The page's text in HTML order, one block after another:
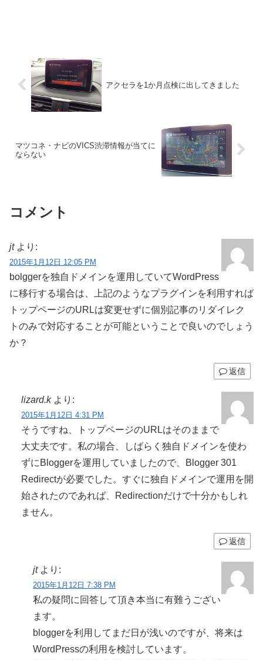
アクセラを1か月点検に出してきました
マツコネ・ナビのVICS渋滞情報が当てに
ならない
コメント
jt より:
2015年1月12日 12:05 PM
bolggerを独自ドメインを運用していてWordPress
に移行する場合は、上記のようなプラグインを利用すれば
トップページのURLは変更せずに個別記事のリダイレク
トのみで対応することが可能ということで良いのでしょう
か？
返信
lizard.k より:
2015年1月12日 4:31 PM
そうですね、トップページのURLはそのままで
大丈夫です。私の場合、しばらく独自ドメインを使わ
ずにBloggerを運用していましたので、Blogger 301
Redirectが必要でした。すぐに独自ドメインで運用を開
始されたのであれば、Redirectionだけで十分かもしれ
ません。
返信
jt より:
2015年1月12日 7:38 PM
私の疑問に回答して頂き本当に有難うござい
ます。
bloggerを利用してまだ日が浅いのですが、将来は
WordPressの利用を検討しています。